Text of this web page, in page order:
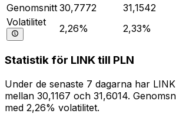
Genomsnitt 30,7772 31,1542
Volatilitet
2,26% 2,33%
Statistik för LINK till PLN
Under de senaste 7 dagarna har
mellan 30,1167 och 31,6014.
med 2,26% volatilitet.